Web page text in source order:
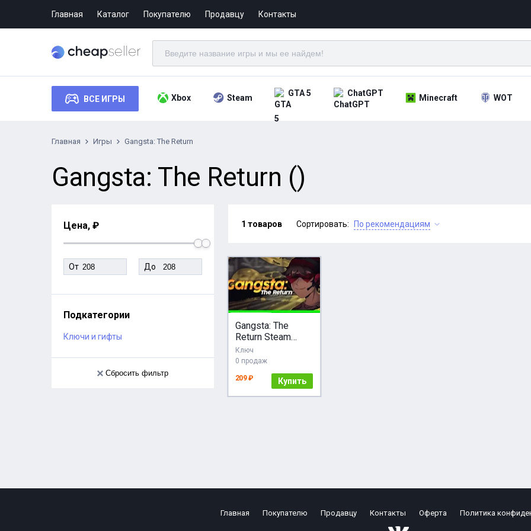
Главная Каталог Покупателю Продавцу Контакты
ВСЕ ИГРЫ Xbox Steam GTA 5 ChatGPT Minecraft WOT
Главная Игры Gangsta: The Return
Gangsta: The Return ()
Цена, ₽
От До
Подкатегории
Ключи и гифты
Сбросить фильтр
1 товаров Сортировать: По рекомендациям
Gangsta: The
Return Steam
КЛЮЧ GLOBAL
Ключ
0 продаж
209 ₽ Купить
Главная Покупателю Продавцу Контакты Оферта Политика